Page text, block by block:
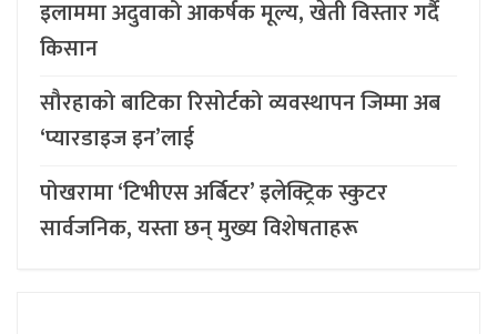
इलाममा अदुवाको आकर्षक मूल्य, खेती विस्तार गर्दै
किसान
सौरहाको बाटिका रिसोर्टको व्यवस्थापन जिम्मा अब
‘प्यारडाइज इन’लाई
पोखरामा ‘टिभीएस अर्बिटर’ इलेक्ट्रिक स्कुटर
सार्वजनिक, यस्ता छन् मुख्य विशेषताहरू